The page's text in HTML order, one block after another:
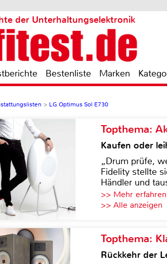
der Unterhaltungselektronik
Bestenliste Marken
> LG Optimus Sol E730
Topthema:
Kaufen oder
„Drum prüfe,
Fidelity stellte
Händler und
>> Mehr erfahren
>> Alle anzeigen
Topthema:
Rückkehr der